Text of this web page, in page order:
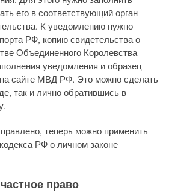
его в соответствующий орган
К уведомлению нужно
РФ, копию свидетельства о
Объединенного Королевства
уведомления и образец
сайте МВД РФ. Это можно сделать
так и лично обратившись в
теперь можно применить
РФ о личном законе
право